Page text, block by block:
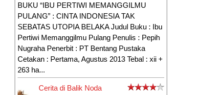
BUKU “IBU PERTIWI MEMANGGILMU
PULANG” : CINTA INDONESIA TAK
SEBATAS UTOPIA BELAKA Judul Buku : Ibu
Pertiwi Memanggilmu Pulang Penulis : Pepih
Nugraha Penerbit : PT Bentang Pustaka
Cetakan : Pertama, Agustus 2013 Tebal : xii +
263 ha...
Cerita di Balik Noda